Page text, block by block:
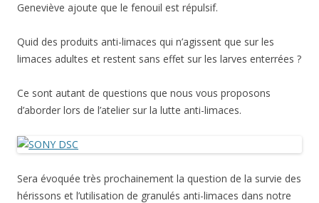
Geneviève ajoute que le fenouil est répulsif.
Quid des produits anti-limaces qui n’agissent que sur les
limaces adultes et restent sans effet sur les larves enterrées ?
Ce sont autant de questions que nous vous proposons
d’aborder lors de l’atelier sur la lutte anti-limaces.
Sera évoquée très prochainement la question de la survie des
hérissons et l’utilisation de granulés anti-limaces dans notre